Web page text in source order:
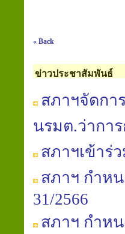
« Back
ข่าวประชาสัมพันธ์
สภาฯจัดกา
นรมต.ว่ากา
สภาฯเข้าร่
สภาฯ กำห
31/2566
สภาฯ กำห